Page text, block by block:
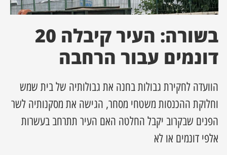
מקומית
עסקים
בשורה: העיר קיבלה 20
דונמים עבור הרחבה
הוועדה לחקירת גבולות בחנה את גבולותיה של בית שמש
וחלוקת ההכנסות משטחי מסחר, הגישה את מסקנותיה לשר
הפנים שבקרוב יקבל החלטה האם העיר תתרחב בעשרות
אלפי דונמים או לא